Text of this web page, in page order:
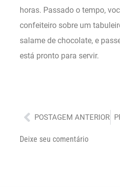
horas. Passado o tempo,
confeiteiro sobre um
salame de chocolate, e
está pronto para servir.
Anterior
POSTAGEM ANTERIOR
Deixe seu comentário